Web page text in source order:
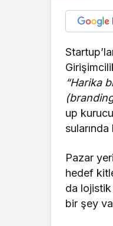
“Harika
up
Pazar
hedef
da
bir şey